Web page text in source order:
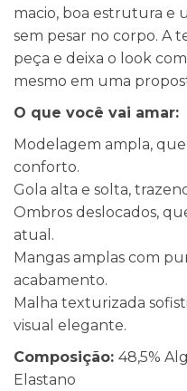
macio, boa estrutura e
sem pesar no corpo. A
peça e deixa o look
mesmo em uma
O que você vai amar:
Modelagem ampla,
conforto.
Gola alta e solta,
Ombros deslocados,
atual.
Mangas amplas com
acabamento.
Malha texturizada
visual elegante.
Composição: 48,5%
Elastano